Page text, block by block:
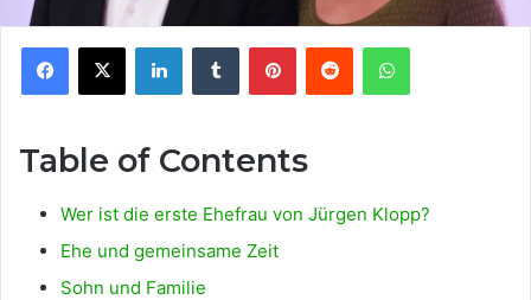
Facebook
X LinkedInTumblr PinterestReddit WhatsApp
Table of Contents
Wer ist die erste Ehefrau von Jürgen Klopp?
Ehe und gemeinsame Zeit
Sohn und Familie